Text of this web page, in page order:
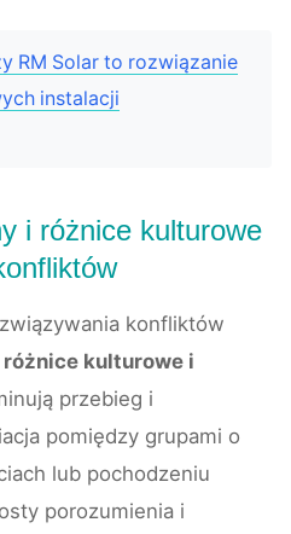
RM Solar to rozwiązanie
instalacji
i różnice kulturowe
konfliktów
różnice kulturowe i
przebieg i
pomiędzy grupami o
lub pochodzeniu
porozumienia i